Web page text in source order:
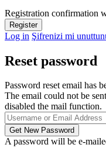
Registration confirmation
Log in Şifrenizi mi
Reset password
Password reset email has
The email could not be
disabled the mail function.
A password will be e-